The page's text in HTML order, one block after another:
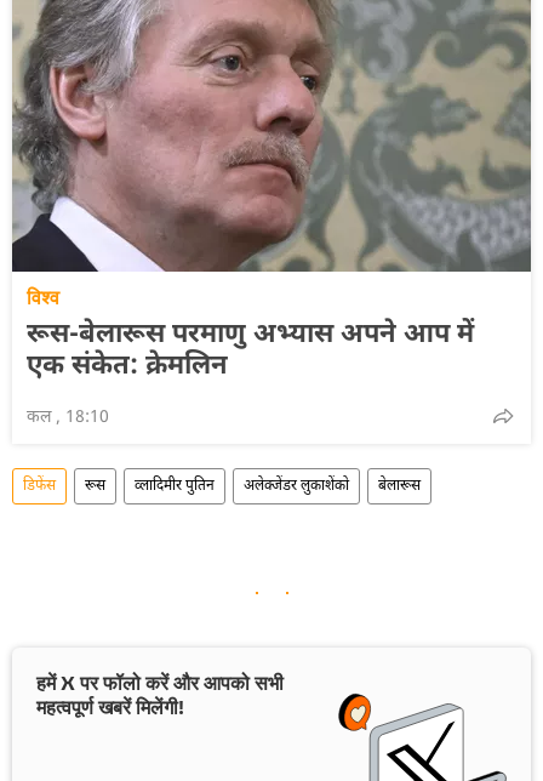
विश्व
रूस-बेलारूस परमाणु अभ्यास अपने आप में
एक संकेत: क्रेमलिन
कल , 18:10
डिफेंस रूस व्लादिमीर पुतिन अलेक्जेंडर लुकाशेंको बेलारूस
हमें X पर फॉलो करें और आपको सभी
महत्वपूर्ण खबरें मिलेंगी!